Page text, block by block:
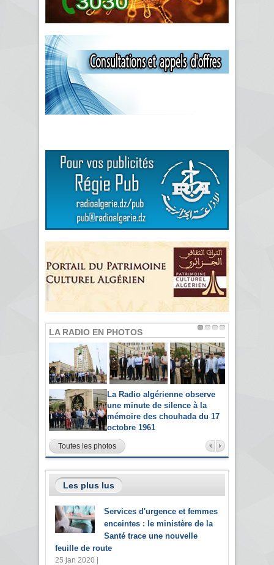
LA RADIO EN PHOTOS
La Radio algérienne observe
une minute de silence à la
mémoire des chouhada du 17
octobre 1961
Toutes les photos
Les plus lus
Services d'urgence et femmes
enceintes : le ministère de la
Santé trace une nouvelle
feuille de route
25 jan 2020 |